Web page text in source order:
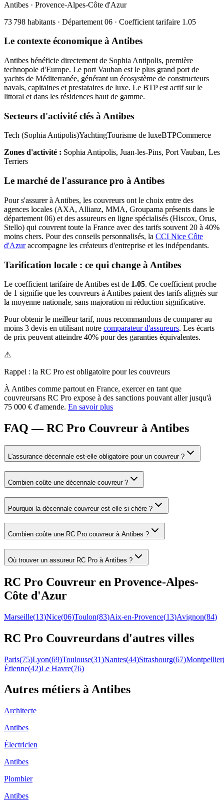
Antibes · Provence-Alpes-Côte d'Azur
73 798 habitants · Département 06 · Coefficient tarifaire 1.05
Le contexte économique àAntibes
Antibes bénéficie directement de Sophia Antipolis, première
technopole d'Europe. Le port Vauban est le plus grand port de
yachts de Méditerranée, générant un écosystème de constructeurs
navals, capitaines et prestataires de luxe. Le BTP est actif sur le
littoral et dans les résidences haut de gamme.
Secteurs d'activité clés à Antibes
Tech (Sophia Antipolis)YachtingTourisme de luxeBTPCommerce
Zones d'activité : Sophia Antipolis, Juan-les-Pins, Port Vauban, Les
Terriers
Le marché de l'assurance pro à Antibes
Pour s'assurer à Antibes, les couvreurs ont le choix entre des
agences locales (AXA, Allianz, MMA, Groupama présents dans le
département 06) et des assureurs en ligne spécialisés (Hiscox, Orus,
Stello) qui couvrent toute la France avec des tarifs souvent 20 à 40%
moins chers. Pour des conseils personnalisés, la CCI Nice Côte
d'Azur accompagne les créateurs d'entreprise et les indépendants.
Tarification locale : ce qui change à Antibes
Le coefficient tarifaire de Antibes est de 1.05. Ce coefficient proche
de 1 signifie que les couvreurs à Antibes paient des tarifs alignés sur
la moyenne nationale, sans majoration ni réduction significative.
Pour obtenir le meilleur tarif, nous recommandons de comparer au
moins 3 devis en utilisant notre comparateur d'assureurs. Les écarts
de prix peuvent atteindre 40% pour des garanties équivalentes.
⚠
Rappel : la RC Pro est obligatoire pour les couvreurs
À Antibes comme partout en France, exercer en tant que
couvreursans RC Pro expose à des sanctions pouvant aller jusqu'à
75 000 € d'amende. En savoir plus
FAQ — RC Pro Couvreur à Antibes
L'assurance décennale est-elle obligatoire pour un couvreur ?
Combien coûte une décennale couvreur ?
Pourquoi la décennale couvreur est-elle si chère ?
Combien coûte une RC Pro couvreur à Antibes ?
Où trouver un assureur RC Pro à Antibes ?
RC Pro Couvreur en Provence-Alpes-
Côte d'Azur
Marseille(13)Nice(06)Toulon(83)Aix-en-Provence(13)Avignon(84)
RC Pro Couvreurdans d'autres villes
Paris(75)Lyon(69)Toulouse(31)Nantes(44)Strasbourg(67)Montpellier
Étienne(42)Le Havre(76)
Autres métiers àAntibes
Architecte
Antibes
Électricien
Antibes
Plombier
Antibes